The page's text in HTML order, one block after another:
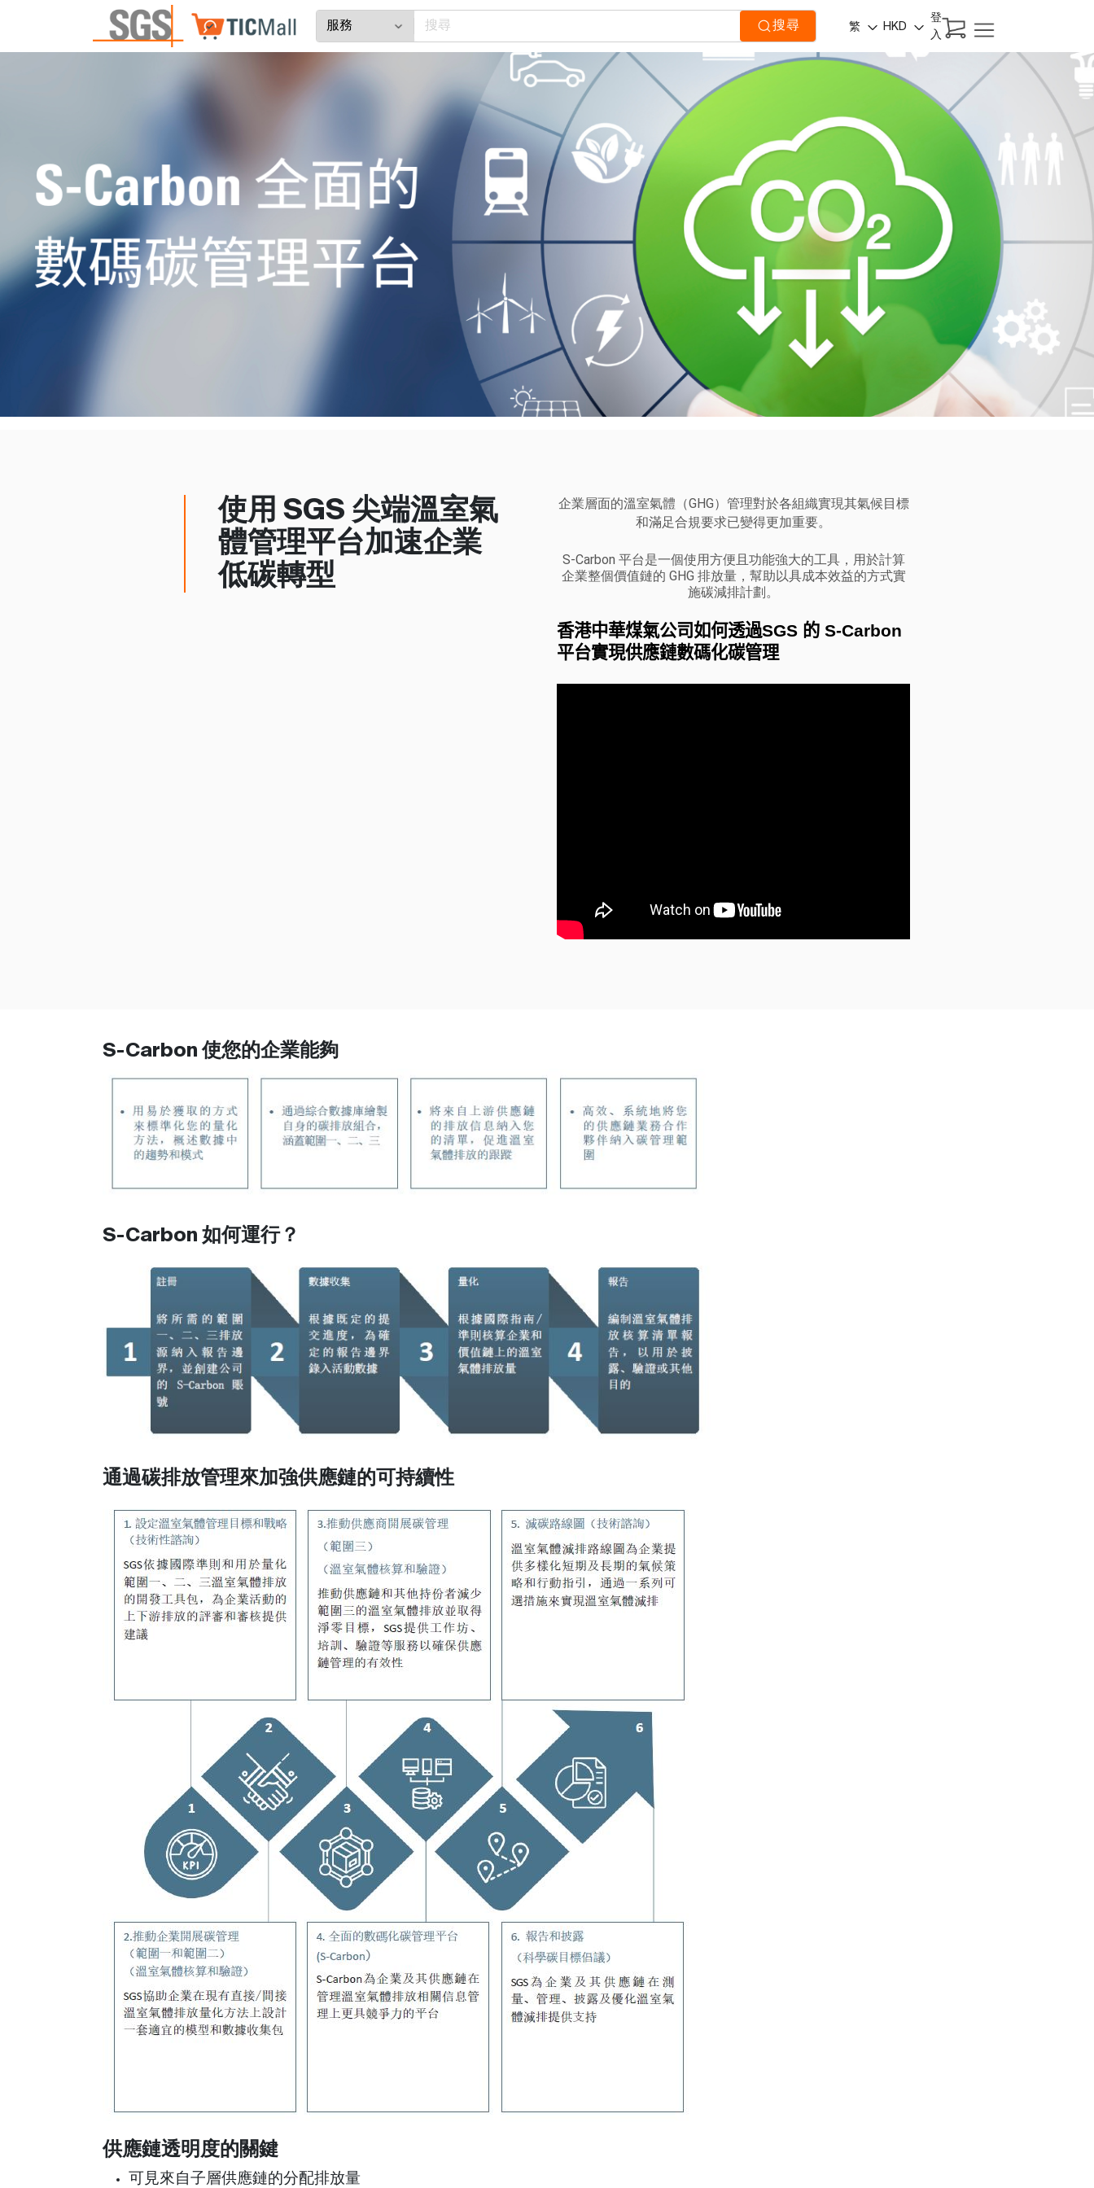
搜尋 繁 HKD
登
入
使用 SGS 尖端溫室氣
體管理平台加速企業
低碳轉型
企業層面的溫室氣體（GHG）管理對於各組織實現其氣候目標
和滿足合規要求已變得更加重要。
S-Carbon 平台是一個使用方便且功能強大的工具，用於計算
企業整個價值鏈的 GHG 排放量，幫助以具成本效益的方式實
施碳減排計劃。
香港中華煤氣公司如何透過SGS 的 S-Carbon
平台實現供應鏈數碼化碳管理
S-Carbon 使您的企業能夠
S-Carbon 如何運行？
通過碳排放管理來加強供應鏈的可持續性
供應鏈透明度的關鍵
可見來自子層供應鏈的分配排放量